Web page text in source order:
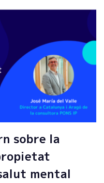
sobre la
mental